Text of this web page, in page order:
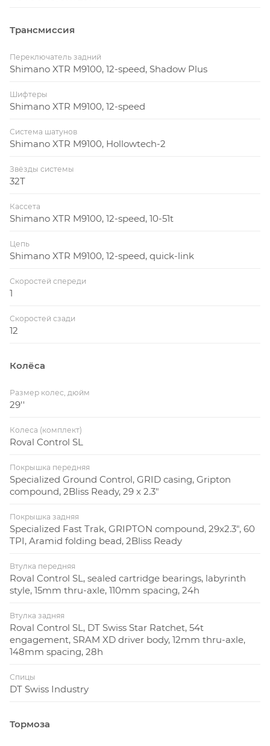
Трансмиссия
Переключатель задний
Shimano XTR M9100, 12-speed, Shadow Plus
Шифтеры
Shimano XTR M9100, 12-speed
Система шатунов
Shimano XTR M9100, Hollowtech-2
Звёзды системы
32T
Кассета
Shimano XTR M9100, 12-speed, 10-51t
Цепь
Shimano XTR M9100, 12-speed, quick-link
Скоростей спереди
1
Скоростей сзади
12
Колёса
Размер колес, дюйм
29''
Колеса (комплект)
Roval Control SL
Покрышка передняя
Specialized Ground Control, GRID casing, Gripton
compound, 2Bliss Ready, 29 x 2.3"
Покрышка задняя
Specialized Fast Trak, GRIPTON compound, 29x2.3", 60
TPI, Aramid folding bead, 2Bliss Ready
Втулка передняя
Roval Control SL, sealed cartridge bearings, labyrinth
style, 15mm thru-axle, 110mm spacing, 24h
Втулка задняя
Roval Control SL, DT Swiss Star Ratchet, 54t
engagement, SRAM XD driver body, 12mm thru-axle,
148mm spacing, 28h
Спицы
DT Swiss Industry
Тормоза